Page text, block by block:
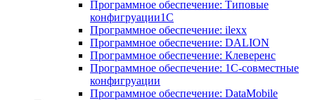
Программное обеспечение: Типовые
конфигруации1С
Программное обеспечение: ilexx
Программное обеспечение: DALION
Программное обеспечение: Клеверенс
Программное обеспечение: 1С-совместные
конфигруации
Программное обеспечение: DataMobile